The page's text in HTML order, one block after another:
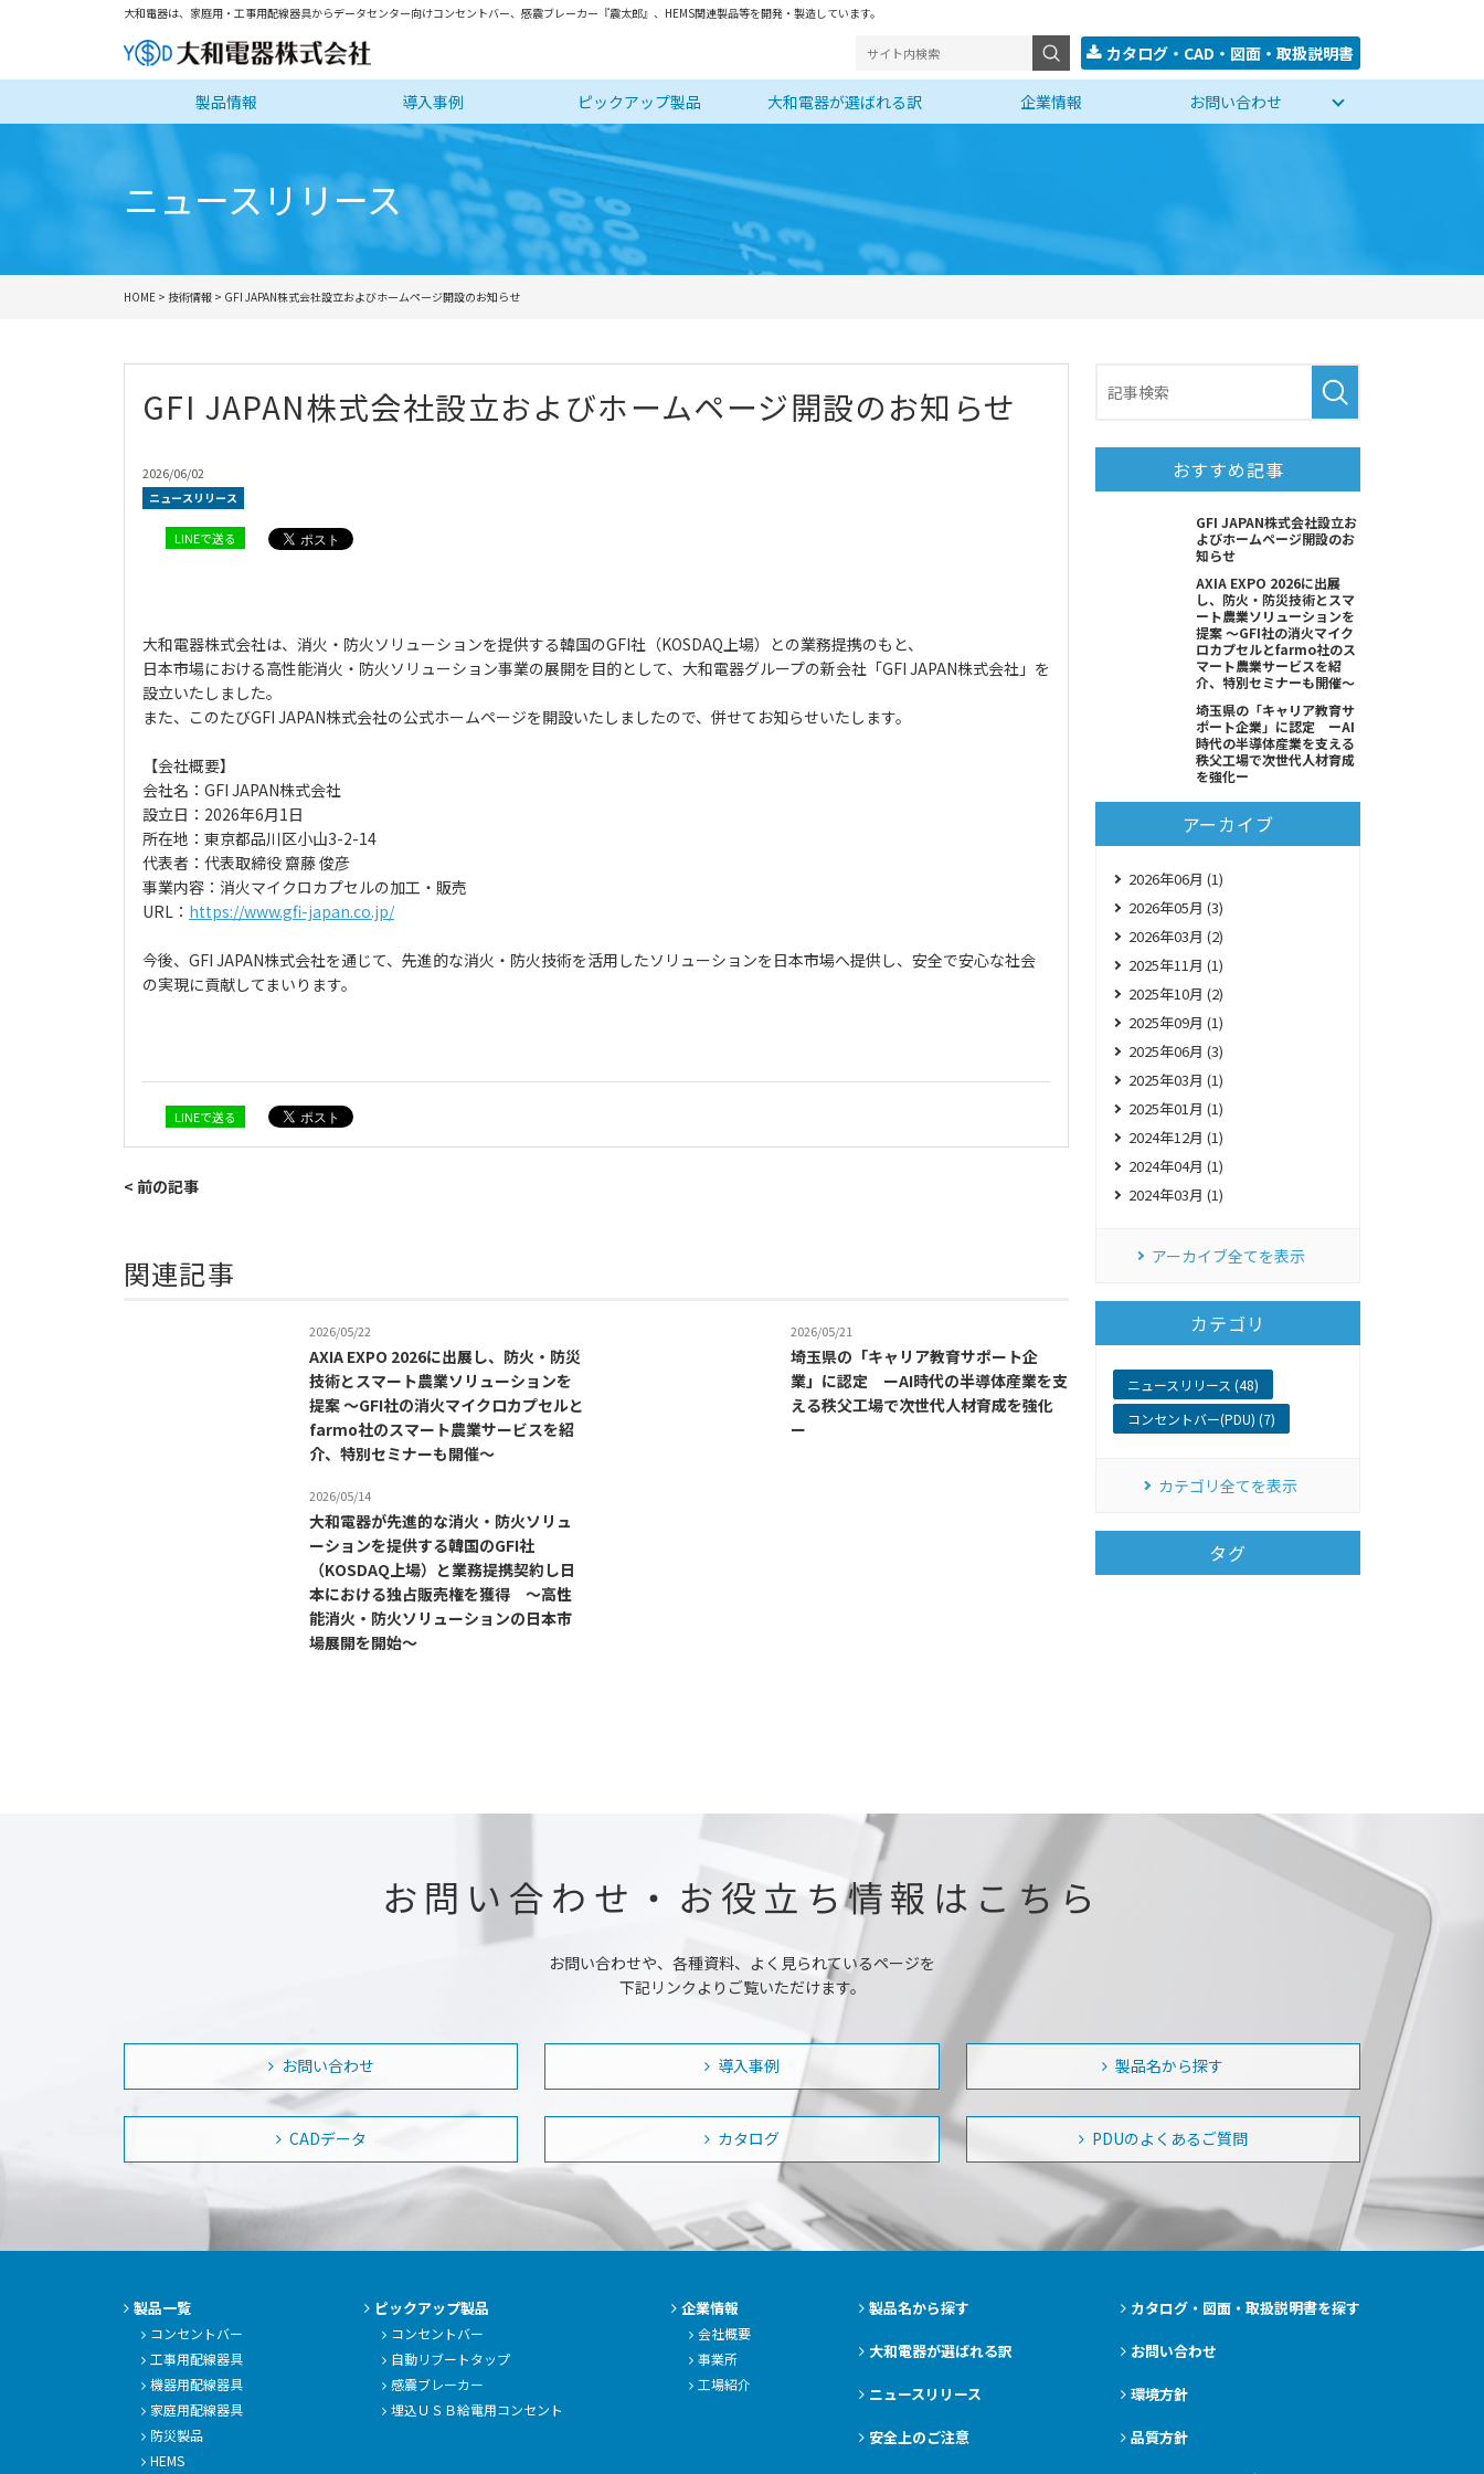
大和電器は、家庭用・工事用配線器具からデータセンター向けコンセントバー、感震ブレーカー『震太郎』、HEMS関連製品等を開発・製造しています。
カタログ・CAD・図面・取扱説明書
製品情報 導入事例 ピックアップ製品 大和電器が選ばれる訳 企業情報 お問い合わせ
ニュースリリース
HOME > 技術情報 > GFI JAPAN株式会社設立およびホームページ開設のお知らせ
GFI JAPAN株式会社設立およびホームページ開設のお知らせ
2026/06/02
ニュースリリース
LINEで送る
大和電器株式会社は、消火・防火ソリューションを提供する韓国のGFI社（KOSDAQ上場）との業務提携のもと、
日本市場における高性能消火・防火ソリューション事業の展開を目的として、大和電器グループの新会社「GFI JAPAN株式会社」を
設立いたしました。
また、このたびGFI JAPAN株式会社の公式ホームページを開設いたしましたので、併せてお知らせいたします。
【会社概要】
会社名：GFI JAPAN株式会社
設立日：2026年6月1日
所在地：東京都品川区小山3-2-14
代表者：代表取締役 齋藤 俊彦
事業内容：消火マイクロカプセルの加工・販売
URL： https://www.gfi-japan.co.jp/
今後、GFI JAPAN株式会社を通じて、先進的な消火・防火技術を活用したソリューションを日本市場へ提供し、安全で安心な社会
の実現に貢献してまいります。
LINEで送る
< 前の記事
関連記事
2026/05/22
AXIA EXPO 2026に出展し、防火・防災
技術とスマート農業ソリューションを
提案 ～GFI社の消火マイクロカプセルと
farmo社のスマート農業サービスを紹
介、特別セミナーも開催～
2026/05/21
埼玉県の「キャリア教育サポート企
業」に認定 ーAI時代の半導体産業を支
える秩父工場で次世代人材育成を強化
ー
2026/05/14
大和電器が先進的な消火・防火ソリュ
ーションを提供する韓国のGFI社
（KOSDAQ上場）と業務提携契約し日
本における独占販売権を獲得 ～高性
能消火・防火ソリューションの日本市
場展開を開始～
おすすめ記事
GFI JAPAN株式会社設立お
よびホームページ開設のお
知らせ
AXIA EXPO 2026に出展
し、防火・防災技術とスマ
ート農業ソリューションを
提案 ～GFI社の消火マイク
ロカプセルとfarmo社のス
マート農業サービスを紹
介、特別セミナーも開催～
埼玉県の「キャリア教育サ
ポート企業」に認定 ーAI
時代の半導体産業を支える
秩父工場で次世代人材育成
を強化ー
アーカイブ
2026年06月 (1)
2026年05月 (3)
2026年03月 (2)
2025年11月 (1)
2025年10月 (2)
2025年09月 (1)
2025年06月 (3)
2025年03月 (1)
2025年01月 (1)
2024年12月 (1)
2024年04月 (1)
2024年03月 (1)
アーカイブ全てを表示
カテゴリ
ニュースリリース (48)
コンセントバー(PDU) (7)
カテゴリ全てを表示
タグ
お問い合わせ・お役立ち情報はこちら
お問い合わせや、各種資料、よく見られているページを
下記リンクよりご覧いただけます。
お問い合わせ 導入事例 製品名から探す
CADデータ カタログ PDUのよくあるご質問
製品一覧
コンセントバー
工事用配線器具
機器用配線器具
家庭用配線器具
防災製品
HEMS
ピックアップ製品
コンセントバー
自動リブートタップ
感震ブレーカー
埋込ＵＳＢ給電用コンセント
企業情報
会社概要
事業所
工場紹介
製品名から探す
大和電器が選ばれる訳
ニュースリリース
安全上のご注意
カタログ・図面・取扱説明書を探す
お問い合わせ
環境方針
品質方針